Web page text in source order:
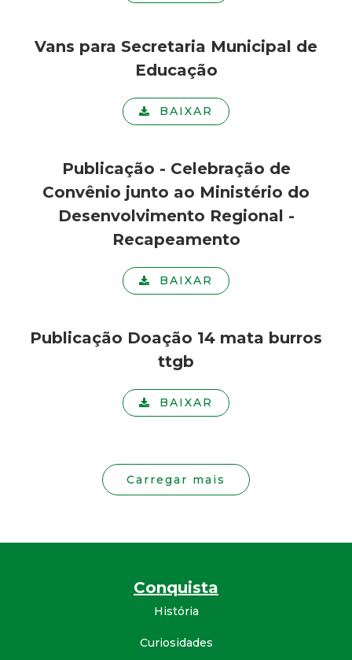
Vans para Secretaria Municipal de
Educação
BAIXAR
Publicação - Celebração de
Convênio junto ao Ministério do
Desenvolvimento Regional -
Recapeamento
BAIXAR
Publicação Doação 14 mata burros
ttgb
BAIXAR
Carregar mais
Conquista
História
Curiosidades